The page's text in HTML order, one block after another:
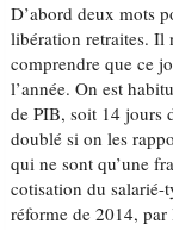
D’abord deux mots
libération retraites. Il
comprendre que ce
l’année. On est
de PIB, soit 14 jours
doublé si on les
qui ne sont qu’une
cotisation du salarié-
réforme de 2014,